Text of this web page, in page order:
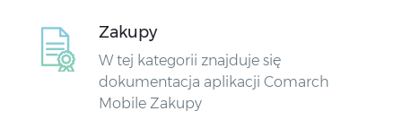
Zakupy
W tej kategorii znajduje się
dokumentacja aplikacji Comarch
Mobile Zakupy